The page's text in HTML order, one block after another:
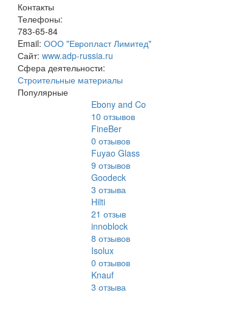
Контакты
Телефоны:
783-65-84
Email: ООО "Европласт Лимитед"
Сайт: www.adp-russia.ru
Сфера деятельности:
Строительные материалы
Популярные
Ebony and Co
10 отзывов
FineBer
0 отзывов
Fuyao Glass
9 отзывов
Goodeck
3 отзыва
Hilti
21 отзыв
innoblock
8 отзывов
Isolux
0 отзывов
Knauf
3 отзыва